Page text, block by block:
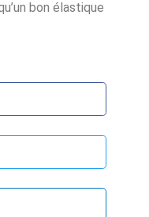
bon élastique